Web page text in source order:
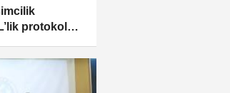
protokol